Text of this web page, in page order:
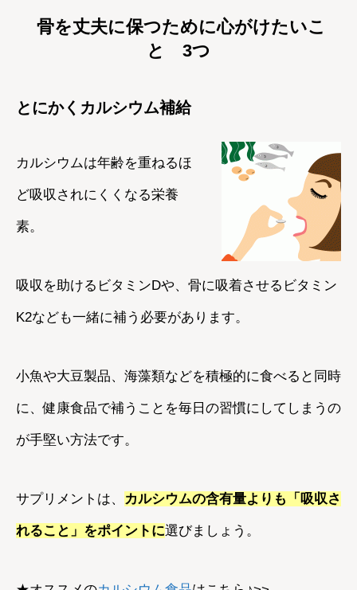
骨を丈夫に保つために心がけたいこ
と 3つ
とにかくカルシウム補給
カルシウムは年齢を重ねるほ
ど吸収されにくくなる栄養
素。
吸収を助けるビタミンDや、骨に吸着させるビタミン
K2なども一緒に補う必要があります。
小魚や大豆製品、海藻類などを積極的に食べると同時
に、健康食品で補うことを毎日の習慣にしてしまうの
が手堅い方法です。
サプリメントは、 カルシウムの含有量よりも「吸収さ
れること」をポイントに選びましょう。